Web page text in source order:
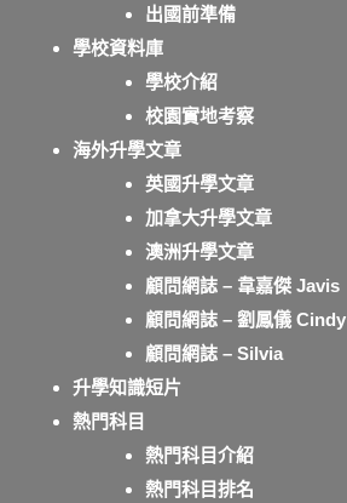
出國前準備
學校資料庫
學校介紹
校園實地考察
海外升學文章
英國升學文章
加拿大升學文章
澳洲升學文章
顧問網誌 – 韋嘉傑 Javis
顧問網誌 – 劉鳳儀 Cindy
顧問網誌 – Silvia
升學知識短片
熱門科目
熱門科目介紹
熱門科目排名